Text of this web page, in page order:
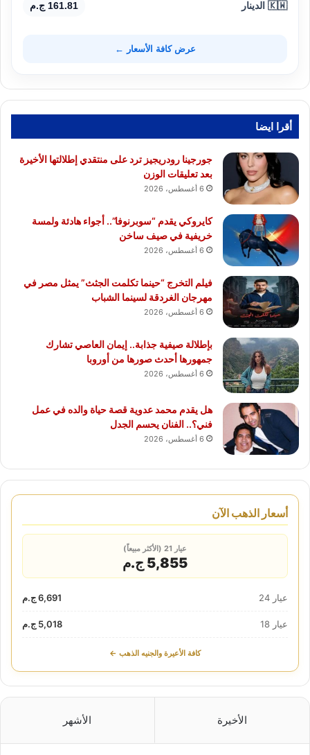
🇰🇼 الدينار 161.81 ج.م
عرض كافة الأسعار ←
أقرا ايضا
جورجينا رودريجيز ترد على منتقدي إطلالتها الأخيرة
بعد تعليقات الوزن
6 أغسطس، 2026
كايروكي يقدم “سوبرنوفا”.. أجواء هادئة ولمسة
خريفية في صيف ساخن
6 أغسطس، 2026
فيلم التخرج “حينما تكلمت الجثث” يمثل مصر في
مهرجان الغردقة لسينما الشباب
6 أغسطس، 2026
بإطلالة صيفية جذابة.. إيمان العاصي تشارك
جمهورها أحدث صورها من أوروبا
6 أغسطس، 2026
هل يقدم محمد عدوية قصة حياة والده في عمل
فني؟.. الفنان يحسم الجدل
6 أغسطس، 2026
أسعار الذهب الآن
عيار 21 (الأكثر مبيعاً)
5,855 ج.م
عيار 24 6,691 ج.م
عيار 18 5,018 ج.م
كافة الأعيرة والجنيه الذهب ←
الأخيرة الأشهر